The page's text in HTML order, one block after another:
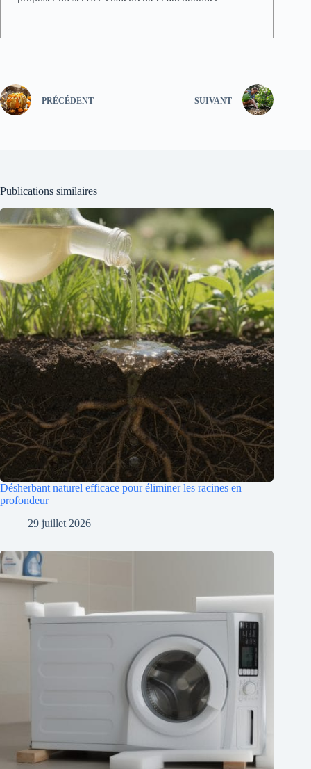
PRÉCÉDENT SUIVANT
Publications similaires
Désherbant naturel efficace pour éliminer les racines en
profondeur
29 juillet 2026